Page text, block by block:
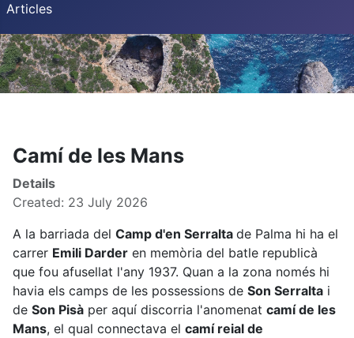
Articles
Camí de les Mans
Details
Created: 23 July 2026
A la barriada del Camp d'en Serralta de Palma hi ha el
carrer Emili Darder en memòria del batle republicà
que fou afusellat l'any 1937. Quan a la zona només hi
havia els camps de les possessions de Son Serralta i
de Son Pisà per aquí discorria l'anomenat camí de les
Mans, el qual connectava el camí reial de